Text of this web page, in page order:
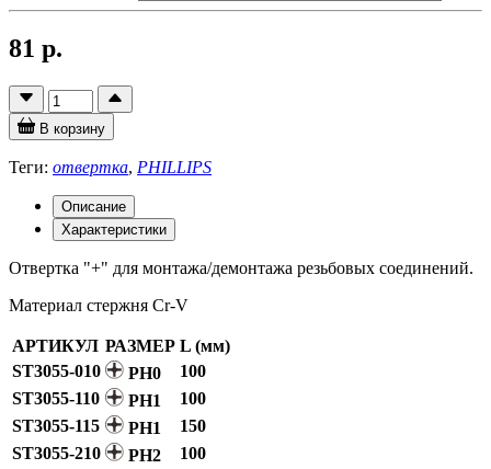
81 р.
В корзину
Теги: отвертка, PHILLIPS
Описание
Характеристики
Отвертка "+" для монтажа/демонтажа резьбовых соединений.
Материал стержня Cr-V
АРТИКУЛ РАЗМЕР L (мм)
ST3055-010
PH0
100
ST3055-110
PH1
100
ST3055-115
PH1
150
ST3055-210
PH2
100